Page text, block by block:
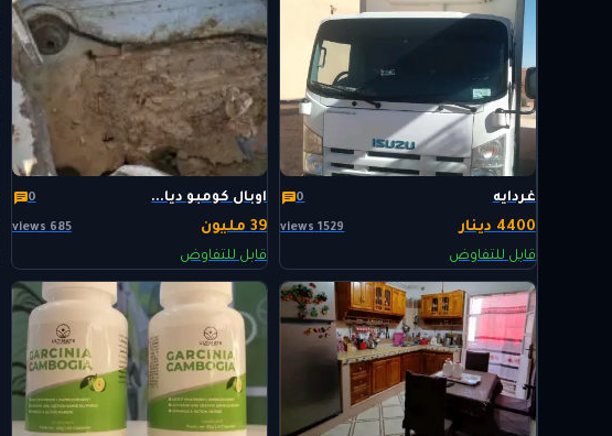
غردايه 0
4400 دينار 1529 views
قابل للتفاوض
اوبال كومبو ديا... 0
39 مليون 685 views
قابل للتفاوض